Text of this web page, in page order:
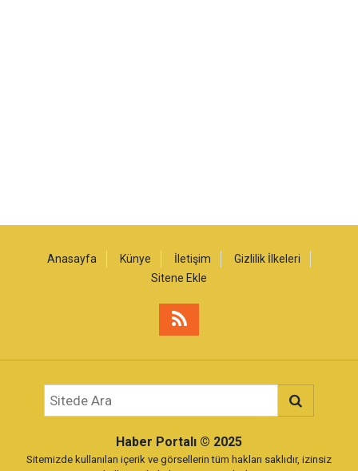
Anasayfa Künye İletişim
Gizlilik İlkeleri
Sitene Ekle
Haber Portalı © 2025
Sitemizde kullanılan içerik ve görsellerin tüm hakları saklıdır, izinsiz